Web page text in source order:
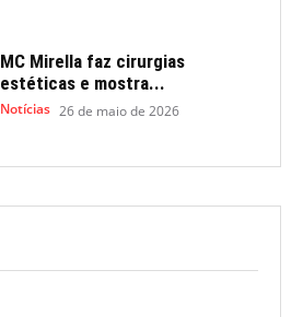
MC Mirella faz cirurgias
estéticas e mostra...
Notícias 26 de maio de 2026